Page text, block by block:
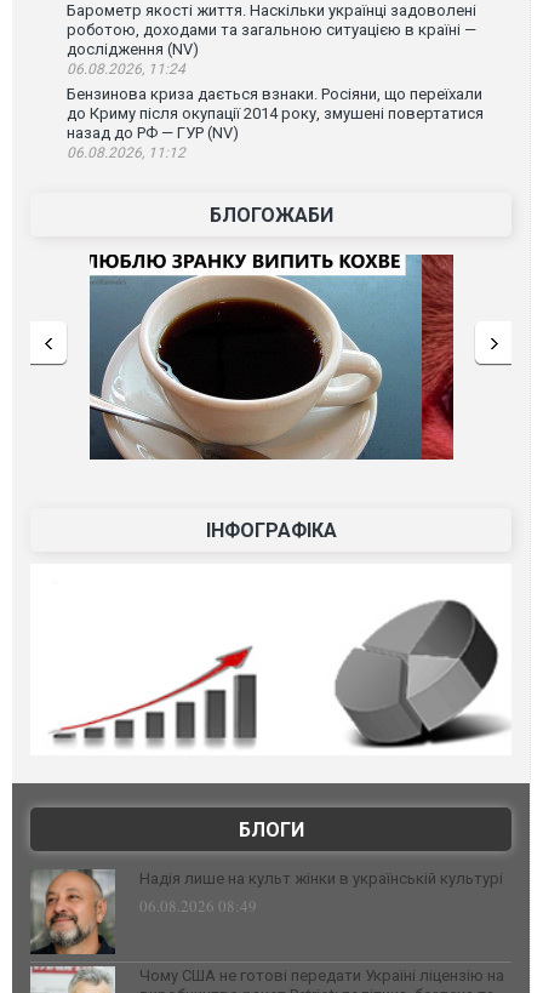
Барометр якості життя. Наскільки українці задоволені
роботою, доходами та загальною ситуацією в країні —
дослідження (NV)
06.08.2026, 11:24
Бензинова криза дається взнаки. Росіяни, що переїхали
до Криму після окупації 2014 року, змушені повертатися
назад до РФ — ГУР (NV)
06.08.2026, 11:12
БЛОГОЖАБИ
ІНФОГРАФІКА
БЛОГИ
Надія лише на культ жінки в українській культурі
06.08.2026 08:49
Чому США не готові передати Україні ліцензію на